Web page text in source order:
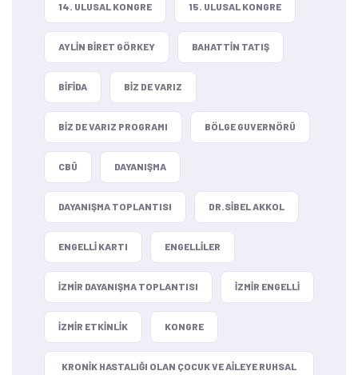
14. ULUSAL KONGRE 15. ULUSAL KONGRE
AYLIN BIRET GÖRKEY BAHATTIN TATIŞ
BIFIDA BIZ DE VARIZ
BIZ DE VARIZ PROGRAMI BÖLGE GUVERNÖRÜ
CBÜ DAYANIŞMA
DAYANIŞMA TOPLANTISI DR.SIBEL AKKOL
ENGELLI KARTI ENGELLILER
IZMIR DAYANIŞMA TOPLANTISI IZMIR ENGELLI
IZMIR ETKINLIK KONGRE
KRONIK HASTALIĞI OLAN ÇOCUK VE AILEYE RUHSAL